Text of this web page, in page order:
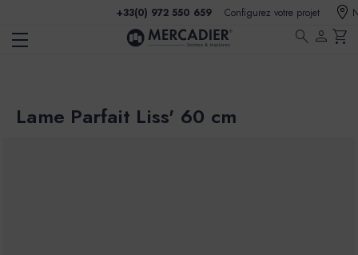
+33(0) 972 550 659 Configurez votre projet
search person shopping_cart
Lame Parfait Liss' 60 cm